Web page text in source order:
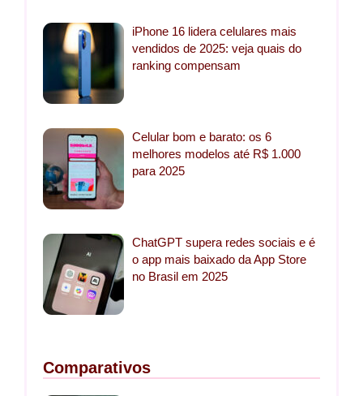
iPhone 16 lidera celulares mais
vendidos de 2025: veja quais do
ranking compensam
Celular bom e barato: os 6
melhores modelos até R$ 1.000
para 2025
ChatGPT supera redes sociais e é
o app mais baixado da App Store
no Brasil em 2025
Comparativos